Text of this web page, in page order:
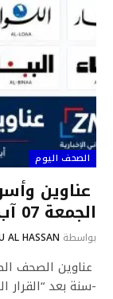
الصحف اليوم
عناوين
الجمعة 07 آب 2026
بواسطة AL HASSAN
-سنة بعد “القرار